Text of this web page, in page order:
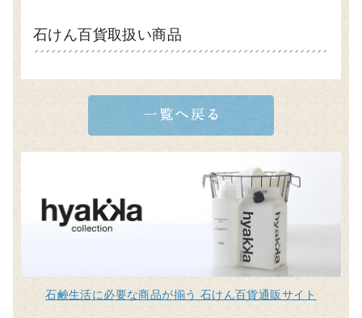
石けん百貨取扱い商品
石鹸生活に必要な商品が揃う 石けん百貨通販サイト